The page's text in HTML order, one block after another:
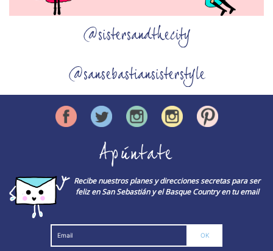
@sistersandthecity
@sansebastiansisterstyle
Apúntate
Recibe nuestros planes y direcciones secretas para ser
feliz en San Sebastián y el Basque Country en tu email